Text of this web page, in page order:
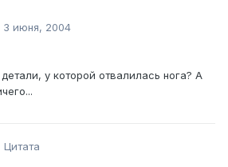
3 июня, 2004
у которой отвалилась нога? А
Цитата